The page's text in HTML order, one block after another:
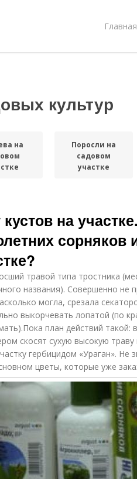
Главная
культур
на
Поросли на
садовом
участке
на
сорняков
травой типа тростника
названия). Совершенно не
могла, срезала
выкорчевать лопатой (по
план действий такой:
скосят сухую высокую траву
гербицидом «Ураган». Не
цветы, которые уже